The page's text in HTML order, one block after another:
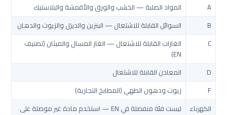
A
المواد الصلبة — الخشب والورق والأقمشة والبلاستيك
B
السوائل القابلة للاشتعال — البنزين والديزل والزيوت والدهان
C
الغازات القابلة للاشتعال — الغاز المسال والميثان (تصنيف
EN)
D
المعادن القابلة للاشتعال
F
زيوت ودهون الطهي (المطابخ التجارية)
الكهرباء
ليست فئة منفصلة في EN — استخدم مادة غير موصلة على